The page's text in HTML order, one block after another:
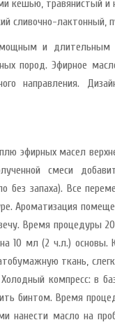
кешью, травянистый и
сливочно-лактонный,
и
пород. Эфирное
направления.
эфирных масел
смеси
без запаха). Все
Ароматизация
Время процедуры
10 мл (2 ч.л.) основы.
ткань,
компресс: в
бинтом. Время
масло на